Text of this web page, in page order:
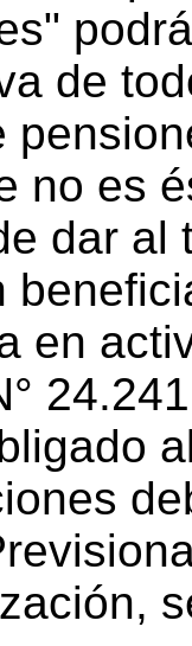
de
no es
dar al
en